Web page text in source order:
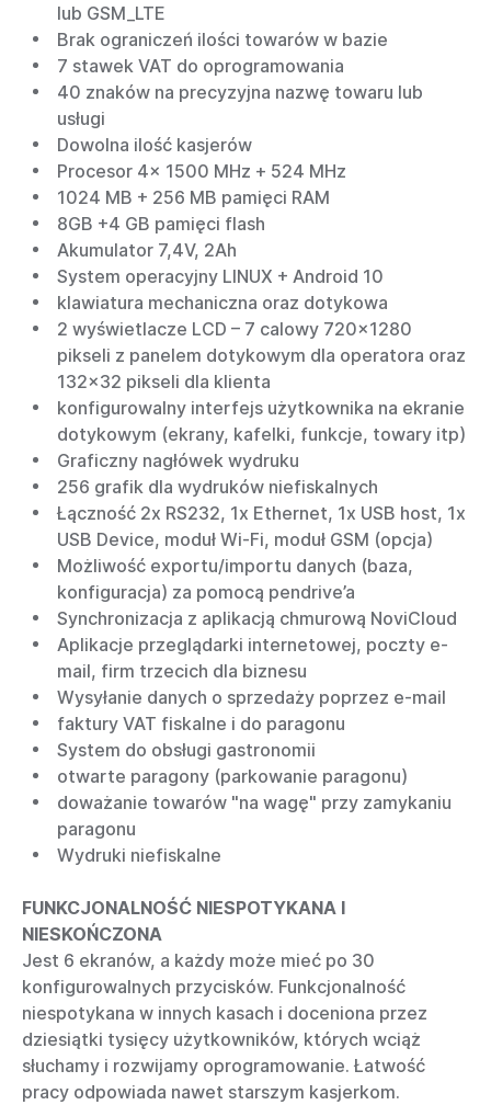
lub GSM_LTE
Brak ograniczeń ilości towarów w bazie
7 stawek VAT do oprogramowania
40 znaków na precyzyjna nazwę towaru lub
usługi
Dowolna ilość kasjerów
Procesor 4x 1500 MHz + 524 MHz
1024 MB + 256 MB pamięci RAM
8GB +4 GB pamięci flash
Akumulator 7,4V, 2Ah
System operacyjny LINUX + Android 10
klawiatura mechaniczna oraz dotykowa
2 wyświetlacze LCD – 7 calowy 720x1280
pikseli z panelem dotykowym dla operatora oraz
132x32 pikseli dla klienta
konfigurowalny interfejs użytkownika na ekranie
dotykowym (ekrany, kafelki, funkcje, towary itp)
Graficzny nagłówek wydruku
256 grafik dla wydruków niefiskalnych
Łączność 2x RS232, 1x Ethernet, 1x USB host, 1x
USB Device, moduł Wi-Fi, moduł GSM (opcja)
Możliwość exportu/importu danych (baza,
konfiguracja) za pomocą pendrive’a
Synchronizacja z aplikacją chmurową NoviCloud
Aplikacje przeglądarki internetowej, poczty e-
mail, firm trzecich dla biznesu
Wysyłanie danych o sprzedaży poprzez e-mail
faktury VAT fiskalne i do paragonu
System do obsługi gastronomii
otwarte paragony (parkowanie paragonu)
doważanie towarów "na wagę" przy zamykaniu
paragonu
Wydruki niefiskalne
FUNKCJONALNOŚĆ NIESPOTYKANA I
NIESKOŃCZONA
Jest 6 ekranów, a każdy może mieć po 30
konfigurowalnych przycisków. Funkcjonalność
niespotykana w innych kasach i doceniona przez
dziesiątki tysięcy użytkowników, których wciąż
słuchamy i rozwijamy oprogramowanie. Łatwość
pracy odpowiada nawet starszym kasjerkom.